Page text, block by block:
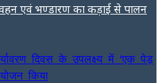
एवं भण्डारण का कड़ाई से पालन